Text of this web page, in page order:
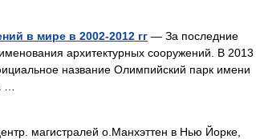
в мире в 2002‑2012 гг — За последние
архитектурных сооружений. В 2013
название Олимпийский парк имени
…
магистралей о.Манхэттен в Нью Йорке,